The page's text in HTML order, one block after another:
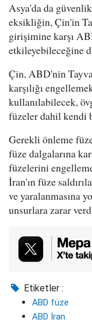
Asya'da da
eksikliğin, Çin'in
girişimine karşı
etkileyebileceğine
Çin, ABD'nin
karşılığı
kullanılabilecek,
füzeler dahil kendi
Gerekli önleme
füze dalgalarına
füzelerini
İran'ın füze
ve yaralanmasına
unsurlara zarar
Etiketler :
ABD füze
ABD İran